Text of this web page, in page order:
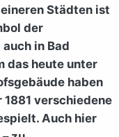
Städten ist
der
in Bad
das heute unter
haben
verschiedene
Auch hier